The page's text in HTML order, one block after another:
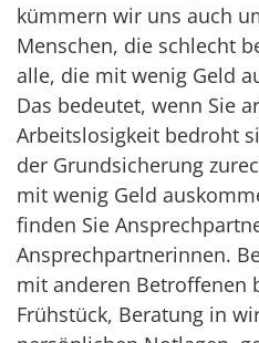
kümmern wir uns auch
Menschen, die schlecht
alle, die mit wenig Geld
Das bedeutet, wenn Sie
Arbeitslosigkeit bedroht
der Grundsicherung
mit wenig Geld
finden Sie
Ansprechpartnerinnen.
mit anderen Betroffenen
Frühstück, Beratung in